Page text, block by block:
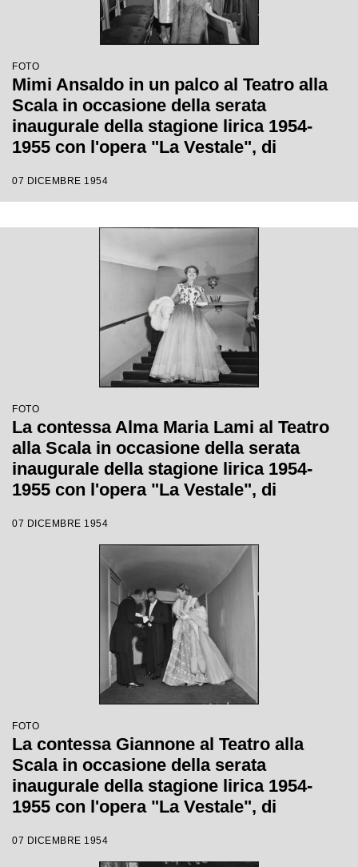
FOTO
Mimi Ansaldo in un palco al Teatro alla
Scala in occasione della serata
inaugurale della stagione lirica 1954-
1955 con l'opera "La Vestale", di
Votto, con la regia di Luchino Visconti
07 DICEMBRE 1954
FOTO
La contessa Alma Maria Lami al Teatro
alla Scala in occasione della serata
inaugurale della stagione lirica 1954-
1955 con l'opera "La Vestale", di
Votto, con la regia di Luchino Visconti
07 DICEMBRE 1954
FOTO
La contessa Giannone al Teatro alla
Scala in occasione della serata
inaugurale della stagione lirica 1954-
1955 con l'opera "La Vestale", di
Votto, con la regia di Luchino Visconti
07 DICEMBRE 1954